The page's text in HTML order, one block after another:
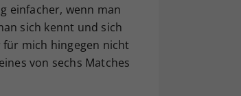
einfacher, wenn man
sich kennt und sich
für mich hingegen nicht
von sechs Matches